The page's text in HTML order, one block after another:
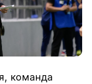
команда